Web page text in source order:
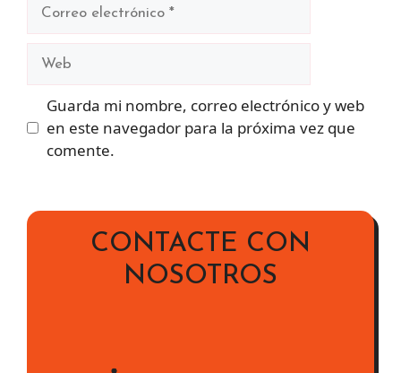
Guarda mi nombre, correo electrónico y web
en este navegador para la próxima vez que
comente.
CONTACTE CON
NOSOTROS